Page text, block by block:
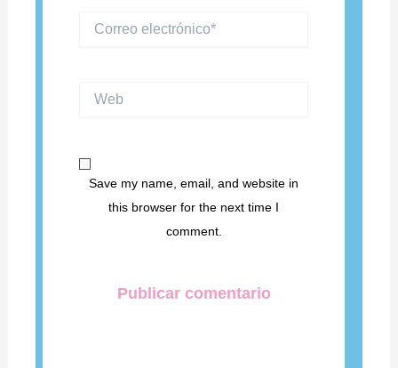
Correo
electrónico*
Web
Save my name, email, and website in
this browser for the next time I
comment.